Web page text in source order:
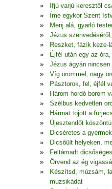
Ifjú varjú keresztől
Íme egykor Szent
Menj alá, gyarló
Jézus
Reszket, fázik keze-
Éjfél után egy az óra,
Jézus ágyán
Víg örömmel, nagy
Pásztorok, fel, éjfél
Három hordó borom
Szélbus kedvetlen
Hármat tojott a
Újesztendőt
Dicséretes a
Dicsőült helyeken,
Feltámadt
Örvend az ég
Készítsd, múzsám,
muzsikádat